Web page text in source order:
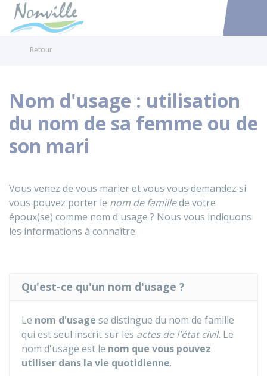
Accéder
Retour
Nom d'usage : utilisation
du nom de sa femme ou de
son mari
Vous venez de vous marier et vous vous demandez si
vous pouvez porter le nom de famillede votre
époux(se) comme nom d'usage ? Nous vous indiquons
les informations à connaître.
Qu'est-ce qu'un nom d'usage ?
Le nom d'usage se distingue du nom de famille
qui est seul inscrit sur les actes de l'état civil. Le
nom d'usage est le nom que vous pouvez
utiliser dans la vie quotidienne.